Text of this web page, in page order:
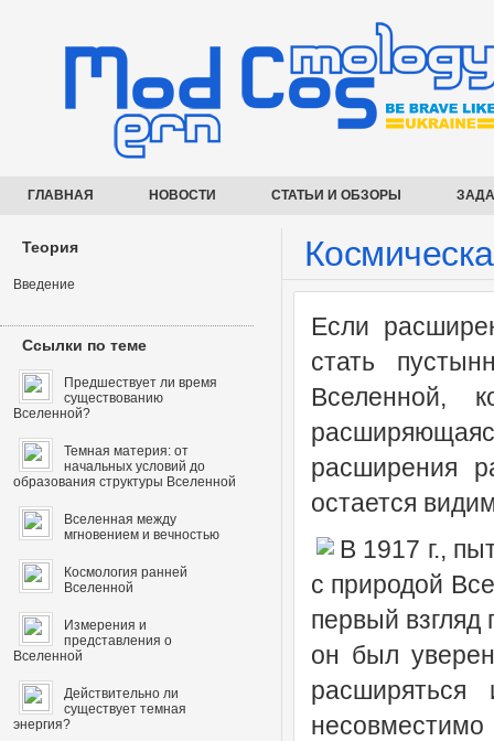
ГЛАВНАЯ НОВОСТИ СТАТЬИ И ОБЗОРЫ
Если
стать
Вселенной,
расширения
остается
В 1917 г.,
с природой
первый
он был
Теория
Введение
Ссылки по теме
Предшествует ли время
существованию
Вселенной?
Темная материя: от
начальных условий до
образования структуры Вселенной
Вселенная между
мгновением и вечностью
Космология ранней
Вселенной
Измерения и
представления о
Вселенной
Действительно ли
существует темная
энергия?